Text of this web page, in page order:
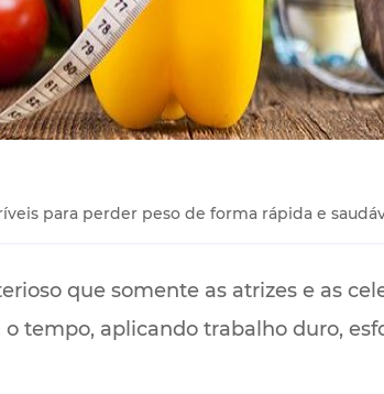
para perder peso de forma rápida e
que somente as atrizes e as
tempo, aplicando trabalho duro,